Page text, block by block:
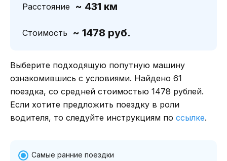
Расстояние ~ 431 км
Стоимость ~ 1478 руб.
Выберите подходящую попутную машину
ознакомившись с условиями. Найдено 61
поездка, со средней стоимостью 1478 рублей.
Если хотите предложить поездку в роли
водителя, то следуйте инструкциям по ссылке.
Самые ранние поездки